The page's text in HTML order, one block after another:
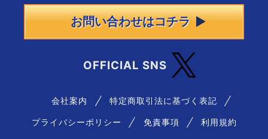
お問い合わせはコチラ
OFFICIAL SNS
会社案内 特定商取引法に基づく表記
プライバシーポリシー 免責事項 利用規約